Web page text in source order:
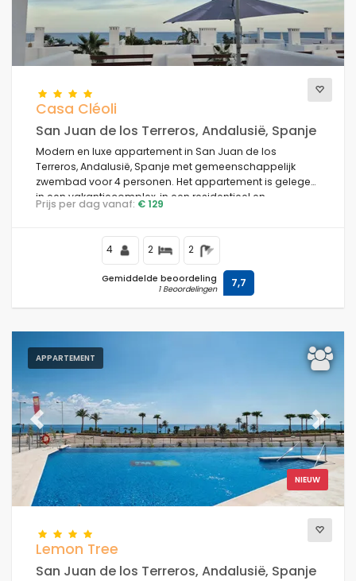
Casa Cléoli
San Juan de los Terreros, Andalusië, Spanje
Modern en luxe appartement in San Juan de los
Terreros, Andalusië, Spanje met gemeenschappelijk
zwembad voor 4 personen. Het appartement is gelegen
in een vakantiecomplex, in een residentieel en
bergachtig strandgebied, dichtbij supermarkten en op
Prijs per dag vanaf: € 129
4 2 2
Gemiddelde beoordeling
1 Beoordelingen 7,7
APPARTEMENT
NIEUW
Previous Next
Lemon Tree
San Juan de los Terreros, Andalusië, Spanje